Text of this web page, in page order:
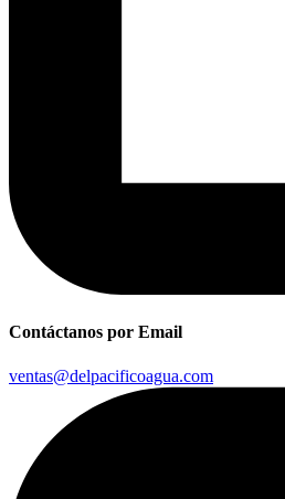
Contáctanos por Email
ventas@delpacificoagua.com